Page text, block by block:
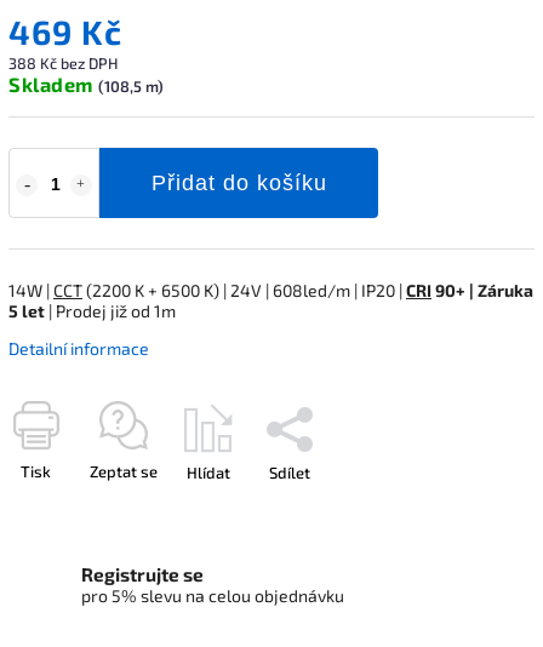
469 Kč
388 Kč bez DPH
Skladem (108,5 m)
Přidat do košíku
14W |CCT(2200 K + 6500 K) | 24V | 608led/m | IP20 |CRI90+ | Záruka
5 let | Prodej již od 1m
Detailní informace
Tisk Zeptat se Hlídat Sdílet
Registrujte se
pro 5% slevu na celou objednávku